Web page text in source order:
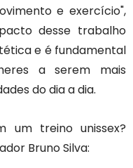
e exercício",
desse trabalho
e é fundamental
a serem mais
do dia a dia.
um treino unissex?
Bruno Silva: